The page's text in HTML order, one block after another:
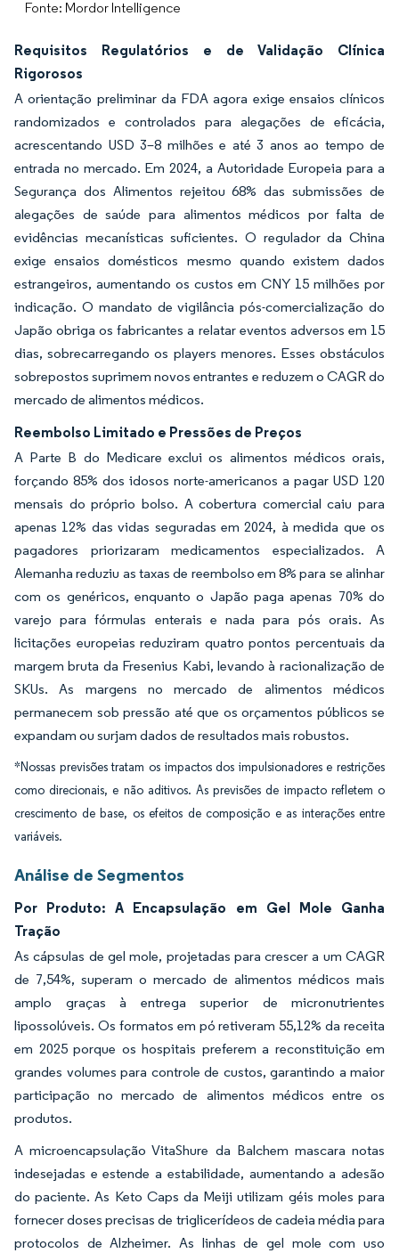
Fonte: Mordor Intelligence
Requisitos Regulatórios e de Validação Clínica
Rigorosos
A orientação preliminar da FDA agora exige ensaios clínicos
randomizados e controlados para alegações de eficácia,
acrescentando USD 3–8 milhões e até 3 anos ao tempo de
entrada no mercado. Em 2024, a Autoridade Europeia para a
Segurança dos Alimentos rejeitou 68% das submissões de
alegações de saúde para alimentos médicos por falta de
evidências mecanísticas suficientes. O regulador da China
exige ensaios domésticos mesmo quando existem dados
estrangeiros, aumentando os custos em CNY 15 milhões por
indicação. O mandato de vigilância pós-comercialização do
Japão obriga os fabricantes a relatar eventos adversos em 15
dias, sobrecarregando os players menores. Esses obstáculos
sobrepostos suprimem novos entrantes e reduzem o CAGR do
mercado de alimentos médicos.
Reembolso Limitado e Pressões de Preços
A Parte B do Medicare exclui os alimentos médicos orais,
forçando 85% dos idosos norte-americanos a pagar USD 120
mensais do próprio bolso. A cobertura comercial caiu para
apenas 12% das vidas seguradas em 2024, à medida que os
pagadores priorizaram medicamentos especializados. A
Alemanha reduziu as taxas de reembolso em 8% para se alinhar
com os genéricos, enquanto o Japão paga apenas 70% do
varejo para fórmulas enterais e nada para pós orais. As
licitações europeias reduziram quatro pontos percentuais da
margem bruta da Fresenius Kabi, levando à racionalização de
SKUs. As margens no mercado de alimentos médicos
permanecem sob pressão até que os orçamentos públicos se
expandam ou surjam dados de resultados mais robustos.
*Nossas previsões tratam os impactos dos impulsionadores e restrições
como direcionais, e não aditivos. As previsões de impacto refletem o
crescimento de base, os efeitos de composição e as interações entre
variáveis.
Análise de Segmentos
Por Produto: A Encapsulação em Gel Mole Ganha
Tração
As cápsulas de gel mole, projetadas para crescer a um CAGR
de 7,54%, superam o mercado de alimentos médicos mais
amplo graças à entrega superior de micronutrientes
lipossolúveis. Os formatos em pó retiveram 55,12% da receita
em 2025 porque os hospitais preferem a reconstituição em
grandes volumes para controle de custos, garantindo a maior
participação no mercado de alimentos médicos entre os
produtos.
A microencapsulação VitaShure da Balchem mascara notas
indesejadas e estende a estabilidade, aumentando a adesão
do paciente. As Keto Caps da Meiji utilizam géis moles para
fornecer doses precisas de triglicerídeos de cadeia média para
protocolos de Alzheimer. As linhas de gel mole com uso